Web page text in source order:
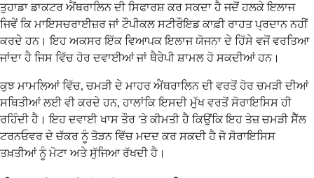
ਤੁਹਾਡਾ ਡਾਕਟਰ ਐਂਥਰਾਲਿਨ ਦੀ ਸਿਫਾਰਸ਼ ਕਰ ਸਕਦਾ ਹੈ ਜਦੋਂ ਹਲਕੇ ਇਲਾਜ
ਜਿਵੇਂ ਕਿ ਮਾਇਸਚਰਾਈਜ਼ਰ ਜਾਂ ਟੌਪੀਕਲ ਸਟੀਰੌਇਡ ਕਾਫ਼ੀ ਰਾਹਤ ਪ੍ਰਦਾਨ ਨਹੀਂ
ਕਰਦੇ ਹਨ। ਇਹ ਅਕਸਰ ਇੱਕ ਵਿਆਪਕ ਇਲਾਜ ਯੋਜਨਾ ਦੇ ਹਿੱਸੇ ਵਜੋਂ ਵਰਤਿਆ
ਜਾਂਦਾ ਹੈ ਜਿਸ ਵਿੱਚ ਹੋਰ ਦਵਾਈਆਂ ਜਾਂ ਥੈਰੇਪੀ ਸ਼ਾਮਲ ਹੋ ਸਕਦੀਆਂ ਹਨ।
ਕੁਝ ਮਾਮਲਿਆਂ ਵਿੱਚ, ਚਮੜੀ ਦੇ ਮਾਹਰ ਐਂਥਰਾਲਿਨ ਦੀ ਵਰਤੋਂ ਹੋਰ ਚਮੜੀ ਦੀਆਂ
ਸਥਿਤੀਆਂ ਲਈ ਵੀ ਕਰਦੇ ਹਨ, ਹਾਲਾਂਕਿ ਇਸਦੀ ਮੁੱਖ ਵਰਤੋਂ ਸੋਰਾਇਸਿਸ ਹੀ
ਰਹਿੰਦੀ ਹੈ। ਇਹ ਦਵਾਈ ਖਾਸ ਤੌਰ 'ਤੇ ਕੀਮਤੀ ਹੈ ਕਿਉਂਕਿ ਇਹ ਤੇਜ਼ ਚਮੜੀ ਸੈੱਲ
ਟਰਨਓਵਰ ਦੇ ਚੱਕਰ ਨੂੰ ਤੋੜਨ ਵਿੱਚ ਮਦਦ ਕਰ ਸਕਦੀ ਹੈ ਜੋ ਸੋਰਾਇਸਿਸ
ਤਖ਼ਤੀਆਂ ਨੂੰ ਮੋਟਾ ਅਤੇ ਸੁੱਜਿਆ ਰੱਖਦੀ ਹੈ।